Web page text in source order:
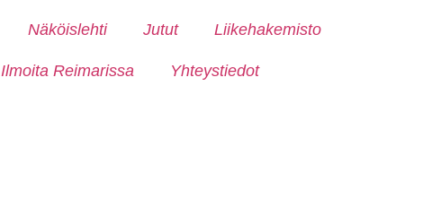
Näköislehti Jutut Liikehakemisto
Ilmoita Reimarissa Yhteystiedot